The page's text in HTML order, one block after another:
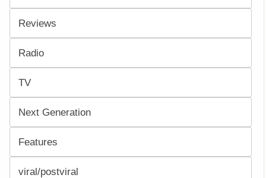
Reviews
Radio
TV
Next Generation
Features
viral/postviral